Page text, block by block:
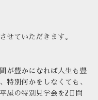
せていただきます。
が豊かになれば人生も豊
特別何かをしなくても、
屋の特別見学会を2 日間